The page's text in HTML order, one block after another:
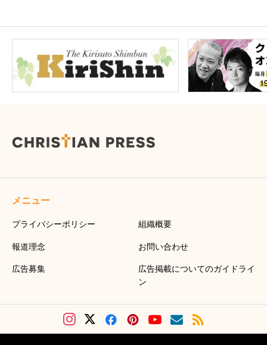
メニュー
プライバシーポリシー 組織概要
報道理念 お問い合わせ
広告募集
広告掲載についてのガイドライ
ン